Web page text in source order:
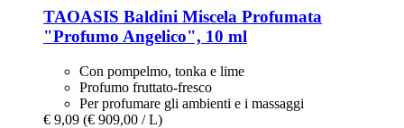
TAOASIS Baldini Miscela Profumata
"Profumo Angelico", 10 ml
Con pompelmo, tonka e lime
Profumo fruttato-fresco
Per profumare gli ambienti e i massaggi
€ 9,09 (€ 909,00 / L)